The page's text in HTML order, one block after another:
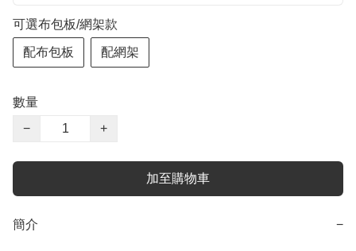
可選布包板/網架款
配布包板 配網架
數量
−
+
加至購物車
簡介 −